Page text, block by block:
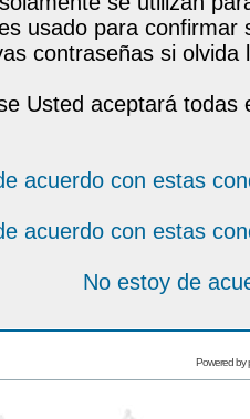
usado para
contraseñas si olvida
Usted aceptará todas
acuerdo con estas
acuerdo con estas
No estoy de
Powered by